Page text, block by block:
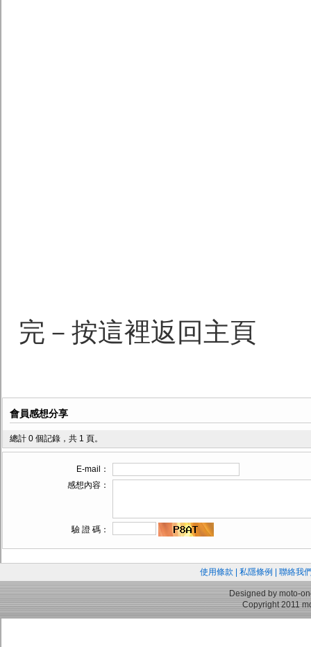
完－按這裡返回主頁
會員感想分享
總計 0 個記錄，共 1 頁。
E-mail：
感想內容：
驗 證 碼：
使用條款 私隱條例 聯絡我
Designed by moto-
Copyright 2011